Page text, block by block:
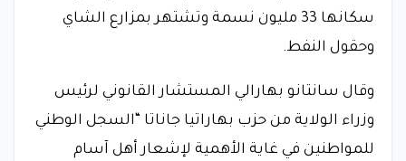
سكانها 33 مليون نسمة وتشتهر بمزارع الشاي
وحقول النفط.
وقال سانتانو بهارالي المستشار القانوني لرئيس
وزراء الولاية من حزب بهاراتيا جاناتا “السجل الوطني
للمواطنين في غاية الأهمية لإشعار أهل آسام